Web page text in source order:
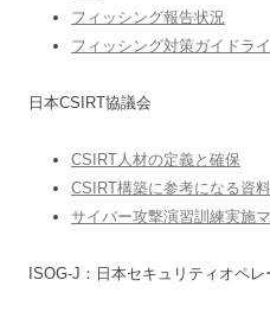
フィッシング報告状況
フィッシング対策ガイドラ
日本CSIRT協議会
CSIRT人材の定義と確保
CSIRT構築に参考になる資料
サイバー攻撃演習訓練実施
ISOG-J：日本セキュリティオペ